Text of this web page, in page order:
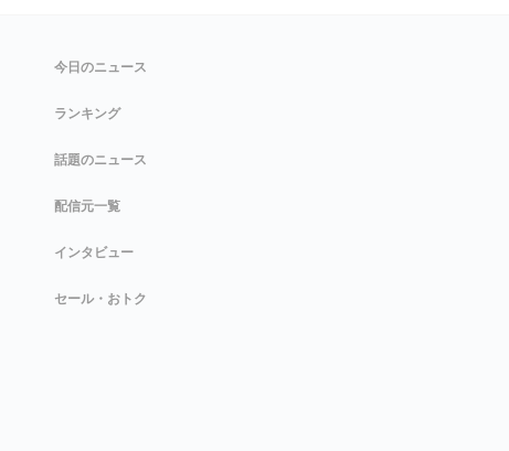
今日のニュース
ランキング
話題のニュース
配信元一覧
インタビュー
セール・おトク